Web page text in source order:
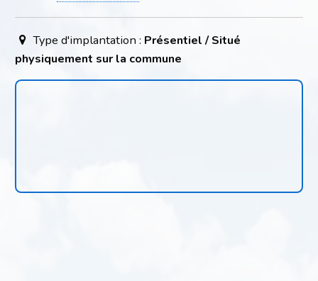
Type d'implantation : Présentiel / Situé
physiquement sur la commune